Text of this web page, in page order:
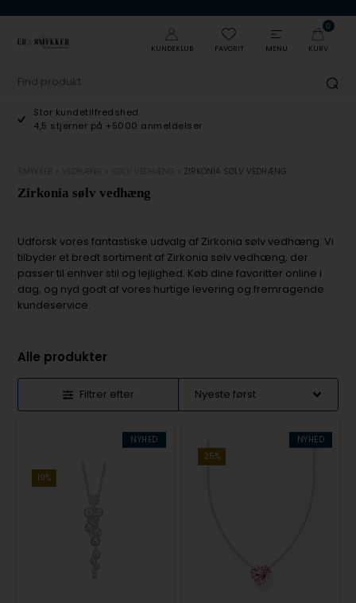
KUNDEKLUB FAVORIT MENU
0
KURV
Stor kundetilfredshed
4,5 stjerner på +5000 anmeldelser
ZIRKONIA SØLV VEDHÆNG
Zirkonia sølv vedhæng
Udforsk vores fantastiske udvalg af Zirkonia sølv vedhæng. Vi
tilbyder et bredt sortiment af Zirkonia sølv vedhæng, der
passer til enhver stil og lejlighed. Køb dine favoritter online i
dag, og nyd godt af vores hurtige levering og fremragende
kundeservice.
Alle produkter
Filtrer efter
NYHED
19%
NYHED
25%